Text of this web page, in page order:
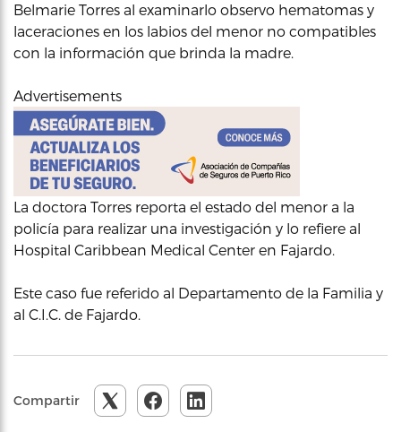
Belmarie Torres al examinarlo observo hematomas y
laceraciones en los labios del menor no compatibles
con la información que brinda la madre.
Advertisements
La doctora Torres reporta el estado del menor a la
policía para realizar una investigación y lo refiere al
Hospital Caribbean Medical Center en Fajardo.
Este caso fue referido al Departamento de la Familia y
al C.I.C. de Fajardo.
Compartir